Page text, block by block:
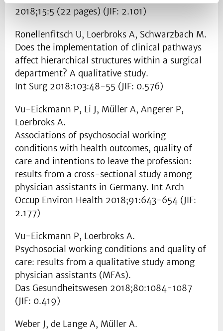
2018;15:5 (22 pages) (JIF: 2.101)
Ronellenfitsch U, Loerbroks A, Schwarzbach M.
Does the implementation of clinical pathways
affect hierarchical structures within a surgical
department? A qualitative study.
Int Surg 2018:103:48-55 (JIF: 0.576)
Vu-Eickmann P, Li J, Müller A, Angerer P,
Loerbroks A.
Associations of psychosocial working
conditions with health outcomes, quality of
care and intentions to leave the profession:
results from a cross-sectional study among
physician assistants in Germany. Int Arch
Occup Environ Health 2018;91:643-654 (JIF:
2.177)
Vu-Eickmann P, Loerbroks A.
Psychosocial working conditions and quality of
care: results from a qualitative study among
physician assistants (MFAs).
Das Gesundheitswesen 2018;80:1084-1087
(JIF: 0.419)
Weber J, de Lange A, Müller A.